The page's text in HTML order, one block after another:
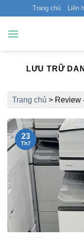
qua
nội
Trang chủ Liên
LƯU TRỮ
Trang chủ > Review
23
Th7